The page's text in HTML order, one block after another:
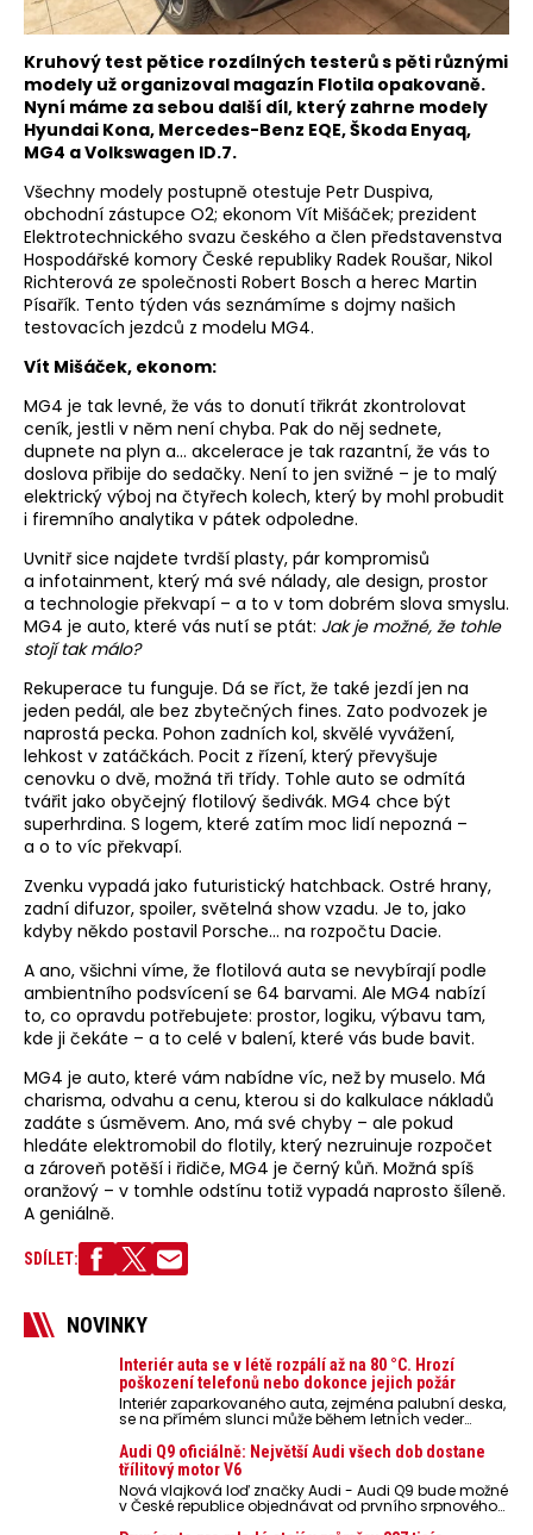
Kruhový test pětice rozdílných testerů s pěti různými
modely už organizoval magazín Flotila opakovaně.
Nyní máme za sebou další díl, který zahrne modely
Hyundai Kona, Mercedes-Benz EQE, Škoda Enyaq,
MG4 a Volkswagen ID.7.
Všechny modely postupně otestuje Petr Duspiva,
obchodní zástupce O2; ekonom Vít Mišáček; prezident
Elektrotechnického svazu českého a člen představenstva
Hospodářské komory České republiky Radek Roušar, Nikol
Richterová ze společnosti Robert Bosch a herec Martin
Písařík. Tento týden vás seznámíme s dojmy našich
testovacích jezdců z modelu MG4.
Vít Mišáček, ekonom:
MG4 je tak levné, že vás to donutí třikrát zkontrolovat
ceník, jestli v něm není chyba. Pak do něj sednete,
dupnete na plyn a… akcelerace je tak razantní, že vás to
doslova přibije do sedačky. Není to jen svižné – je to malý
elektrický výboj na čtyřech kolech, který by mohl probudit
i firemního analytika v pátek odpoledne.
Uvnitř sice najdete tvrdší plasty, pár kompromisů
a infotainment, který má své nálady, ale design, prostor
a technologie překvapí – a to v tom dobrém slova smyslu.
MG4 je auto, které vás nutí se ptát: Jak je možné, že tohle
stojí tak málo?
Rekuperace tu funguje. Dá se říct, že také jezdí jen na
jeden pedál, ale bez zbytečných fines. Zato podvozek je
naprostá pecka. Pohon zadních kol, skvělé vyvážení,
lehkost v zatáčkách. Pocit z řízení, který převyšuje
cenovku o dvě, možná tři třídy. Tohle auto se odmítá
tvářit jako obyčejný flotilový šedivák. MG4 chce být
superhrdina. S logem, které zatím moc lidí nepozná –
a o to víc překvapí.
Zvenku vypadá jako futuristický hatchback. Ostré hrany,
zadní difuzor, spoiler, světelná show vzadu. Je to, jako
kdyby někdo postavil Porsche… na rozpočtu Dacie.
A ano, všichni víme, že flotilová auta se nevybírají podle
ambientního podsvícení se 64 barvami. Ale MG4 nabízí
to, co opravdu potřebujete: prostor, logiku, výbavu tam,
kde ji čekáte – a to celé v balení, které vás bude bavit.
MG4 je auto, které vám nabídne víc, než by muselo. Má
charisma, odvahu a cenu, kterou si do kalkulace nákladů
zadáte s úsměvem. Ano, má své chyby – ale pokud
hledáte elektromobil do flotily, který nezruinuje rozpočet
a zároveň potěší i řidiče, MG4 je černý kůň. Možná spíš
oranžový – v tomhle odstínu totiž vypadá naprosto šíleně.
A geniálně.
SDÍLET:
NOVINKY
Interiér auta se v létě rozpálí až na 80 °C. Hrozí
poškození telefonů nebo dokonce jejich požár
Interiér zaparkovaného auta, zejména palubní deska,
se na přímém slunci může během letních veder
nebezpečí pro odložené mobilní telefony, powerbanky
nebo notebooky. Můžou urychlit stárnutí baterií,
poškodit elektroniku a ve výjimečných případech i
zvýšit riziko požáru.
Audi Q9 oficiálně: Největší Audi všech dob dostane
třílitový motor V6
Nová vlajková loď značky Audi - Audi Q9 bude možné
v České republice objednávat od prvního srpnového